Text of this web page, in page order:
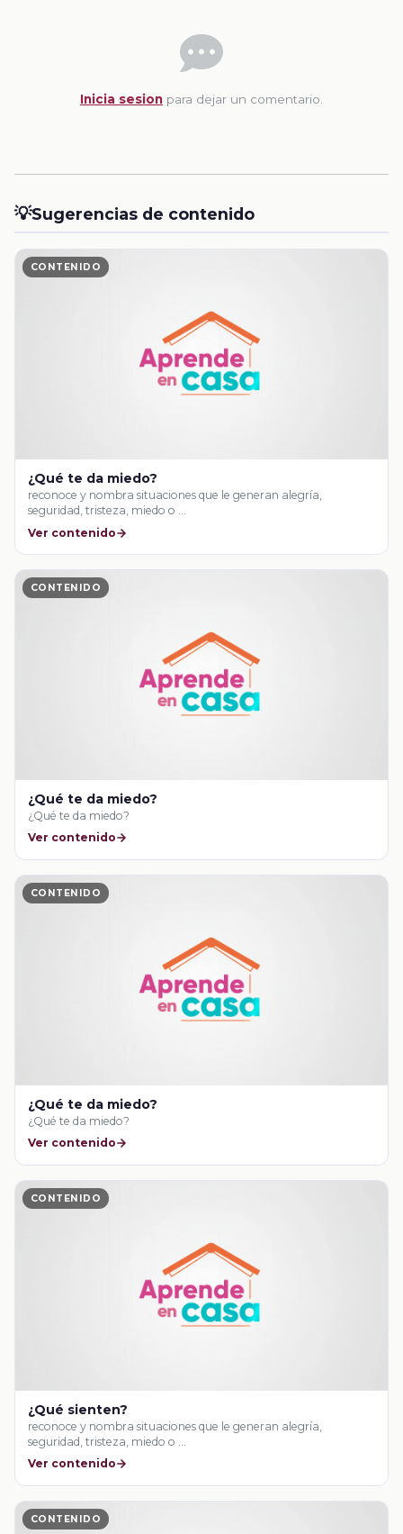
Inicia sesion para dejar un comentario.
💡Sugerencias de contenido
CONTENIDO
¿Qué te da miedo?
reconoce y nombra situaciones que le generan alegría,
seguridad, tristeza, miedo o …
Ver contenido
CONTENIDO
¿Qué te da miedo?
¿Qué te da miedo?
Ver contenido
CONTENIDO
¿Qué te da miedo?
¿Qué te da miedo?
Ver contenido
CONTENIDO
¿Qué sienten?
reconoce y nombra situaciones que le generan alegría,
seguridad, tristeza, miedo o …
Ver contenido
CONTENIDO